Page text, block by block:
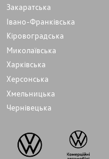
Закаратська
Івано-Франківська
Кіровоградська
Миколаївська
Харківська
Херсонська
Хмельницька
Чернівецька